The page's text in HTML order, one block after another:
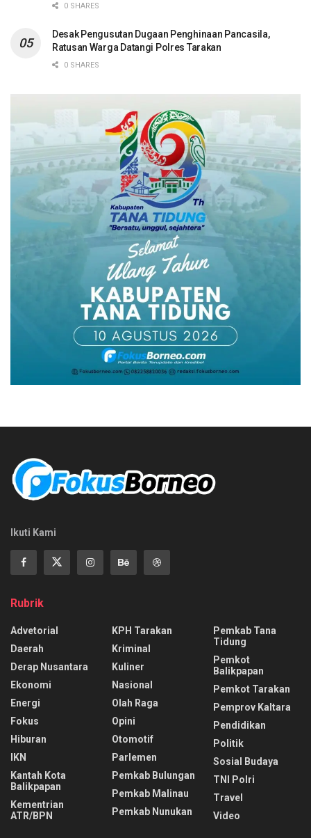
0 SHARES
Desak Pengusutan Dugaan Penghinaan Pancasila,
Ratusan Warga Datangi Polres Tarakan
0 SHARES
Ikuti Kami
Rubrik
Advetorial
Daerah
Derap Nusantara
Ekonomi
Energi
Fokus
Hiburan
IKN
Kantah Kota
Balikpapan
Kementrian
ATR/BPN
KPH Tarakan
Kriminal
Kuliner
Nasional
Olah Raga
Opini
Otomotif
Parlemen
Pemkab Bulungan
Pemkab Malinau
Pemkab Nunukan
Pemkab Tana
Tidung
Pemkot
Balikpapan
Pemkot Tarakan
Pemprov Kaltara
Pendidikan
Politik
Sosial Budaya
TNI Polri
Travel
Video